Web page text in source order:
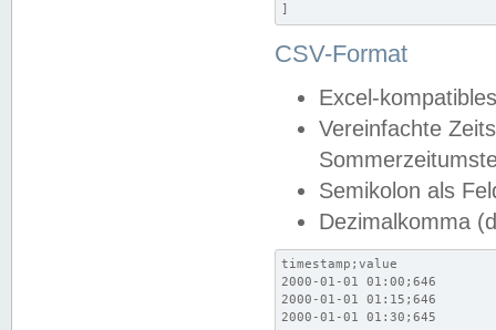
]
CSV-Format
Excel-
Vereinfachte
Semikolon als
Dezimalkomma
timestamp;value
2000-01-01 01:00;646
2000-01-01 01:15;646
2000-01-01 01:30;645